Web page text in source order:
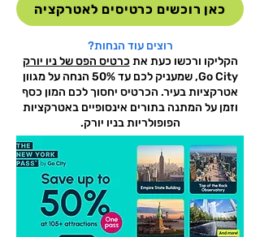
כאן רוכשים כרטיסים לאטרקציה
רוצים עוד הנחות?
הקליקו ורכשו כעת את כרטיס הפס של ניו יורק
Go City, שמעניק לכם עד 50% הנחה על מגוון
אטרקציות בעיר. הכרטיס יחסוך לכם המון כסף
וזמן על המתנה בתורים אינסופיים באטרקציות
הפופולריות בניו יורק.